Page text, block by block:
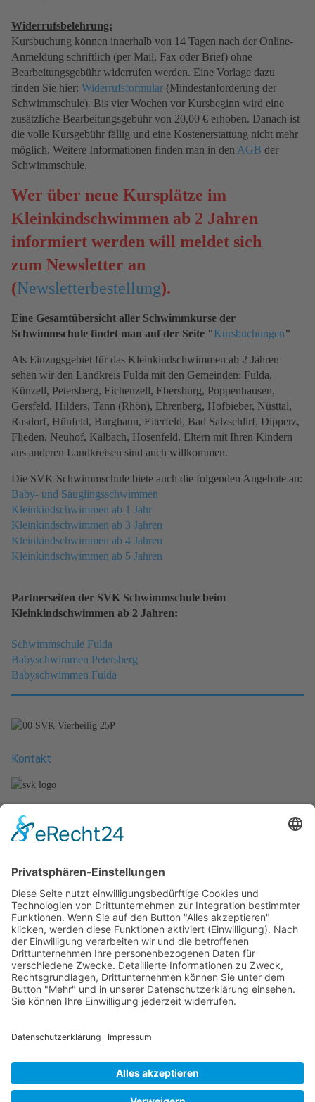
Widerrufsbelehrung:
Kursbuchung können innerhalb von 14 Tagen nach der Online-
Anmeldung schriftlich (per Mail, Fax oder Brief) ohne
Bearbeitungsgebühr widerrufen werden. Eine Vorlage dazu
finden Sie hier: Widerrufsformular (Mindestanforderung der
Schwimmschule). Bis vier Wochen vor Kursbeginn wird eine
zusätzliche Bearbeitungsgebühr von 20,00 € erhoben. Danach ist
die volle Kursgebühr fällig und eine Kostenerstattung nicht mehr
möglich. Weitere Informationen finden man in den AGB der
Schwimmschule.
Wer über neue Kursplätze im
Kleinkindschwimmen ab 2 Jahren
informiert werden will meldet sich
zum Newsletter an
(Newsletterbestellung).
Eine Gesamtübersicht aller Schwimmkurse der
Schwimmschule findet man auf der Seite "Kursbuchungen"
Als Einzugsgebiet für das Kleinkindschwimmen ab 2 Jahren
sehen wir den Landkreis Fulda mit den Gemeinden: Fulda,
Künzell, Petersberg, Eichenzell, Ebersburg, Poppenhausen,
Gersfeld, Hilders, Tann (Rhön), Ehrenberg, Hofbieber, Nüsttal,
Rasdorf, Hünfeld, Burghaun, Eiterfeld, Bad Salzschlirf, Dipperz,
Flieden, Neuhof, Kalbach, Hosenfeld. Eltern mit Ihren Kindern
aus anderen Landkreisen sind auch willkommen.
Die SVK Schwimmschule biete auch die folgenden Angebote an:
Baby- und Säuglingsschwimmen
Kleinkindschwimmen ab 1 Jahr
Kleinkindschwimmen ab 3 Jahren
Kleinkindschwimmen ab 4 Jahren
Kleinkindschwimmen ab 5 Jahren
Partnerseiten der SVK Schwimmschule beim
Kleinkindschwimmen ab 2 Jahren:
Schwimmschule Fulda
Babyschwimmen Petersberg
Babyschwimmen Fulda
Kontakt
Künzeller Str. 26 b
36093 Künzell
Mobil.: +49 (170) - 2721292
E-Mail.: info@svk-schwimmschule.de
Unsere Kurse
-Säuglings- und Babyschwimmen
- Kleinkindschwimmen
-Kinderanfänger - Schwimmkurse
-Erwachsenenanfänger - Schwimmkurse
Impressum
Kontaktformular
Newsletterbestellung